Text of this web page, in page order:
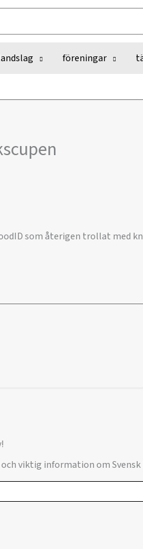
föreningar
som återigen trollat med
viktig information om Svensk